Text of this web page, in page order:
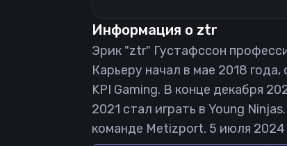
Информация о ztr
Эрик "ztr" Густафссон
Карьеру начал в мае 2018
KPI Gaming. В конце декабря
2021 стал играть в Young
команде Metizport. 5 июля 2024